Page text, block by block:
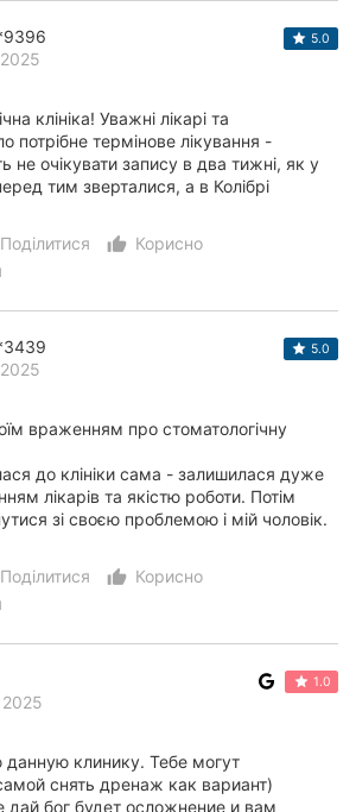
5.0
клініка! Уважні лікарі та
потрібне термінове лікування -
не очікувати запису в два тижні, як у
тим зверталися, а в Колібрі
термінове нео...
Поділитися thumb_up_alt
Корисно
5.0
враженням про стоматологічну
до клініки сама - залишилася дуже
лікарів та якістю роботи. Потім
зі своєю проблемою і мій чоловік.
Поділитися thumb_up_alt
Корисно
1.0
клинику. Тебе могут
снять дренаж как вариант)
дай бог будет осложнение и вам